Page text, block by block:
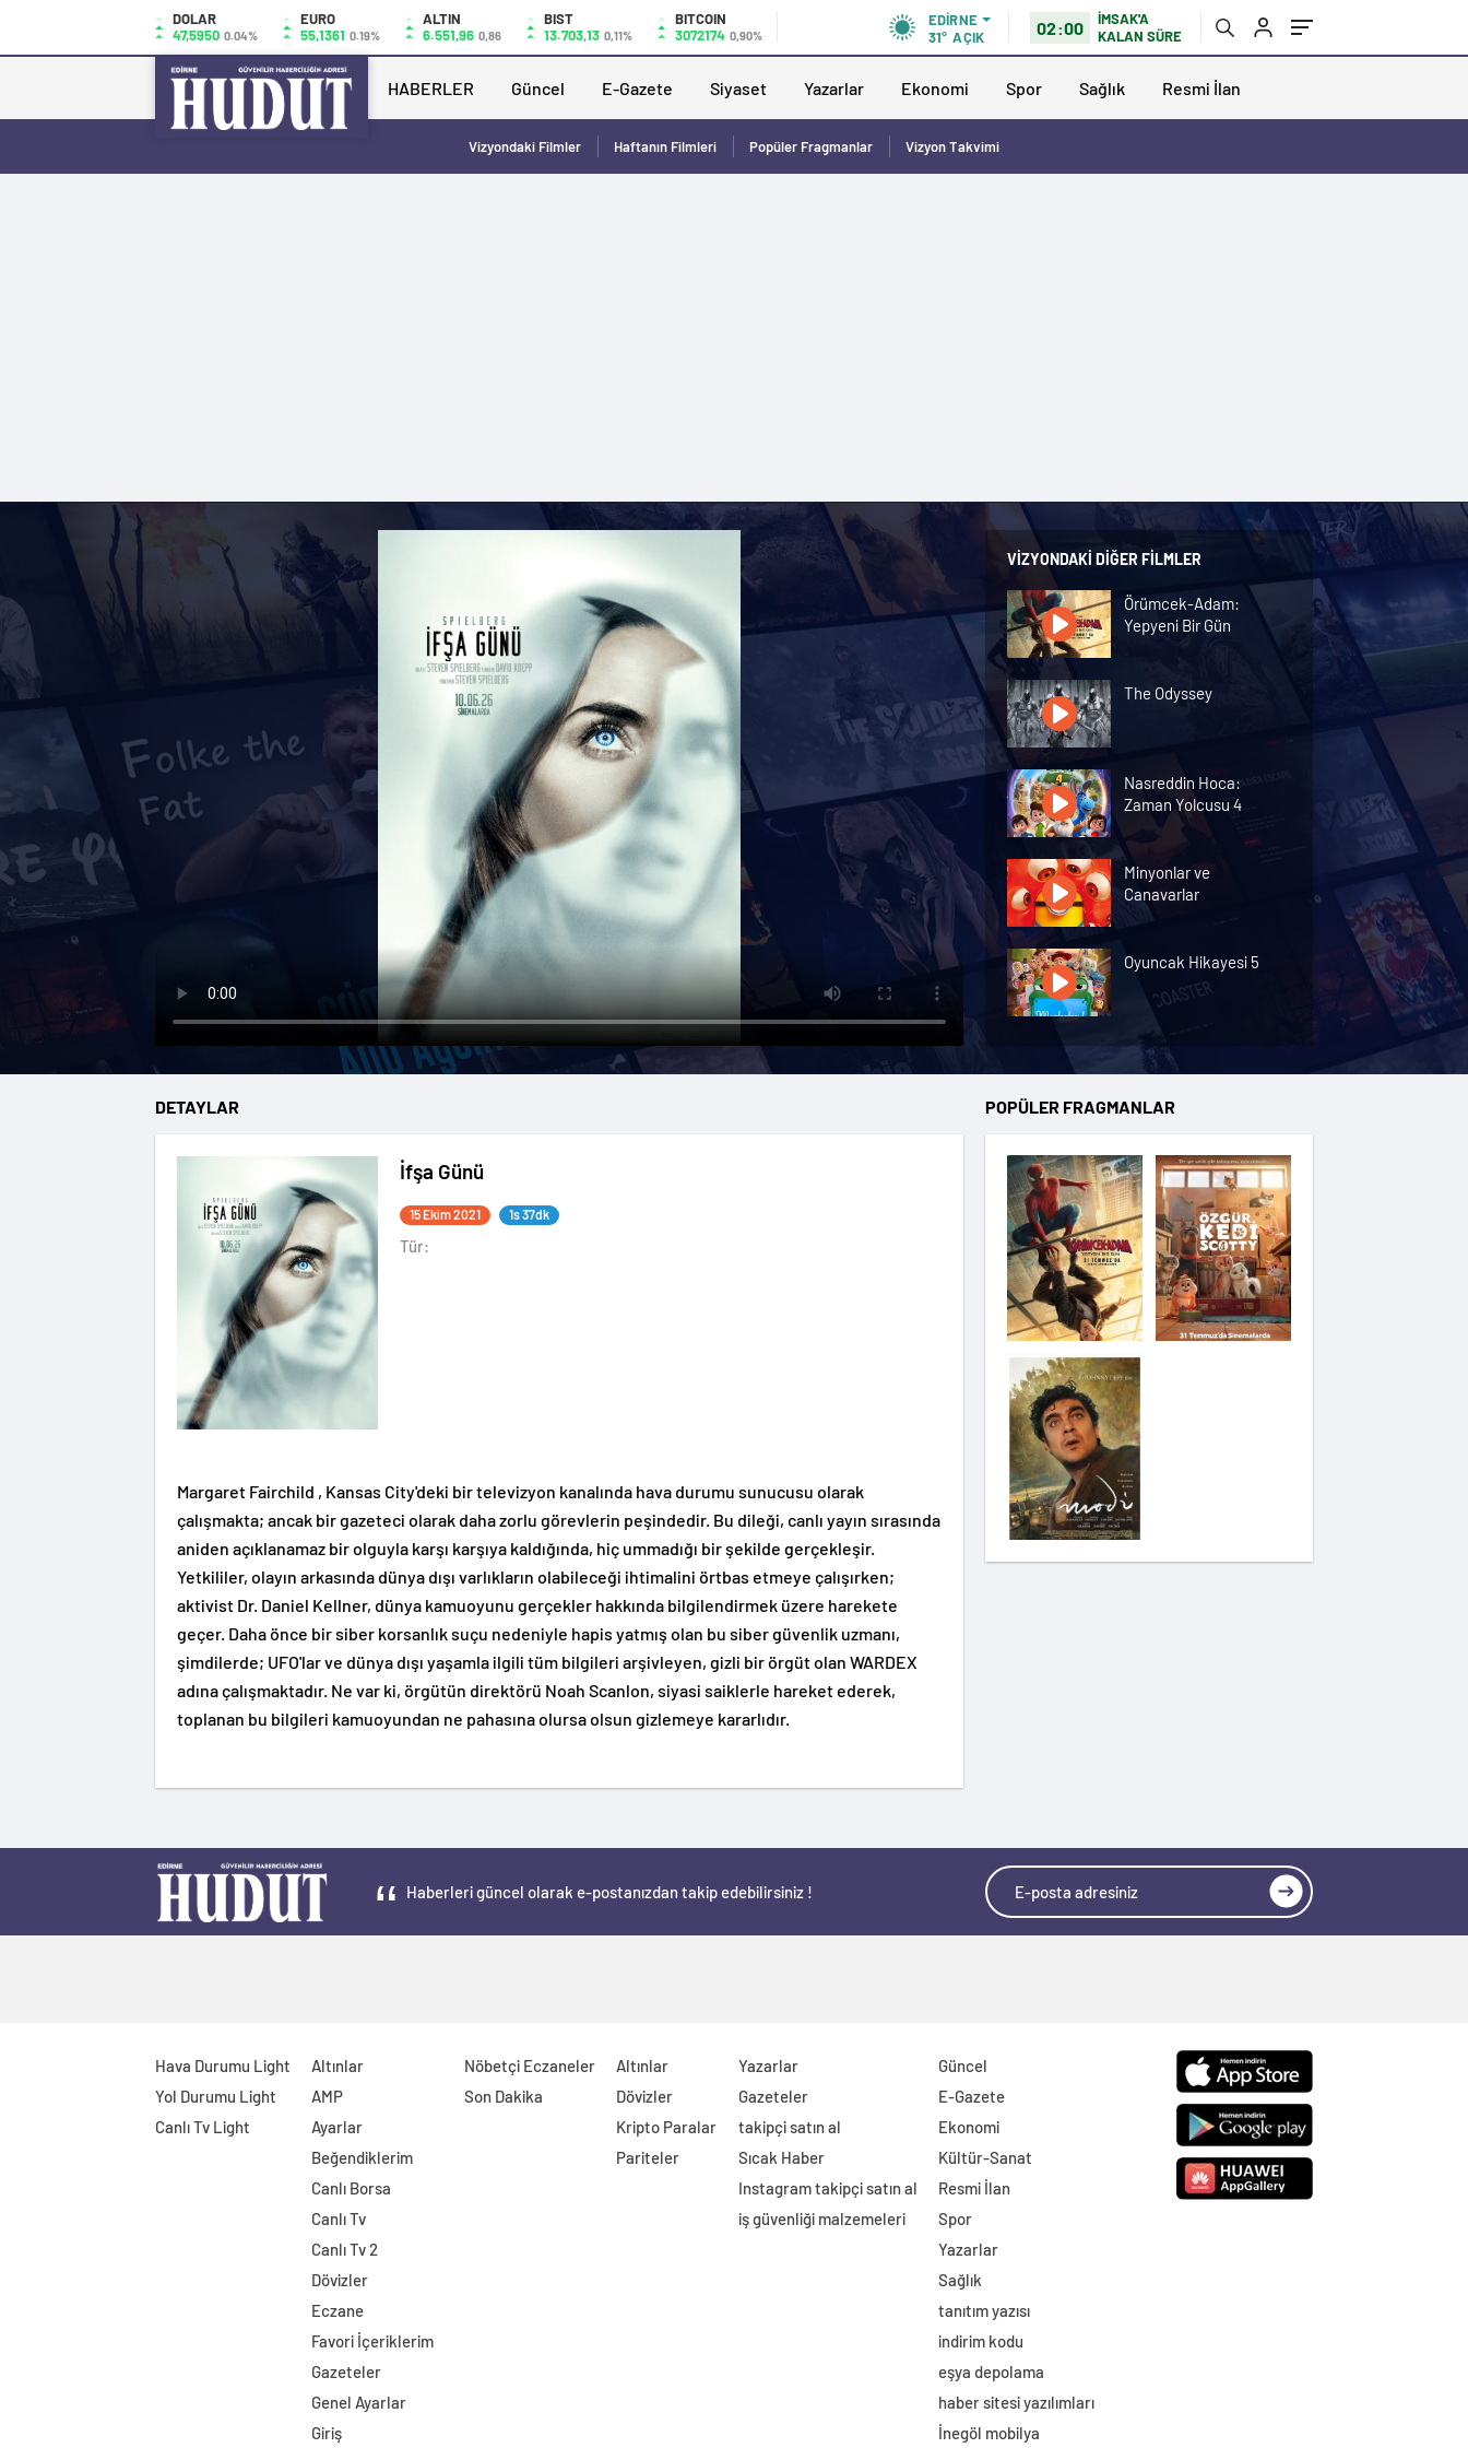
DOLAR
47,5950 0.04%
EURO
55,1361 0.19%
ALTIN
6.551,96 0,86
BIST
13.703,13 0,11%
BITCOIN
3072174 0,90%
EDIRNE
31° AÇIK 02:00
İMSAK'A
KALAN SÜRE
HABERLER Güncel E-Gazete Siyaset Yazarlar Ekonomi Spor Sağlık Resmi İlan
Vizyondaki Filmler Haftanın Filmleri Popüler Fragmanlar Vizyon Takvimi
VIZYONDAKI DIĞER FILMLER
Örümcek-Adam:
Yepyeni Bir Gün
The Odyssey
Nasreddin Hoca:
Zaman Yolcusu 4
Minyonlar ve
Canavarlar
Oyuncak Hikayesi 5
Özgür Kedi Scotty
Hannas 3
Saplantı
Modi: Deliliğin
Kanadında Üç Gün
Pinokyo: Kanlı Masal
DETAYLAR
İfşa Günü
15 Ekim 2021 1s 37dk
Tür:
Margaret Fairchild , Kansas City'deki bir televizyon kanalında hava durumu sunucusu olarak
çalışmakta; ancak bir gazeteci olarak daha zorlu görevlerin peşindedir. Bu dileği, canlı yayın sırasında
aniden açıklanamaz bir olguyla karşı karşıya kaldığında, hiç ummadığı bir şekilde gerçekleşir.
Yetkililer, olayın arkasında dünya dışı varlıkların olabileceği ihtimalini örtbas etmeye çalışırken;
aktivist Dr. Daniel Kellner, dünya kamuoyunu gerçekler hakkında bilgilendirmek üzere harekete
geçer. Daha önce bir siber korsanlık suçu nedeniyle hapis yatmış olan bu siber güvenlik uzmanı,
şimdilerde; UFO'lar ve dünya dışı yaşamla ilgili tüm bilgileri arşivleyen, gizli bir örgüt olan WARDEX
adına çalışmaktadır. Ne var ki, örgütün direktörü Noah Scanlon, siyasi saiklerle hareket ederek,
toplanan bu bilgileri kamuoyundan ne pahasına olursa olsun gizlemeye kararlıdır.
POPÜLER FRAGMANLAR
Haberleri güncel olarak e-postanızdan takip edebilirsiniz !
Hava Durumu Light
Yol Durumu Light
Canlı Tv Light
Altınlar
AMP
Ayarlar
Beğendiklerim
Canlı Borsa
Canlı Tv
Canlı Tv 2
Dövizler
Eczane
Favori İçeriklerim
Gazeteler
Genel Ayarlar
Giriş
Nöbetçi Eczaneler
Son Dakika
Altınlar
Dövizler
Kripto Paralar
Pariteler
Yazarlar
Gazeteler
takipçi satın al
Sıcak Haber
Instagram takipçi satın al
iş güvenliği malzemeleri
Güncel
E-Gazete
Ekonomi
Kültür-Sanat
Resmi İlan
Spor
Yazarlar
Sağlık
tanıtım yazısı
indirim kodu
eşya depolama
haber sitesi yazılımları
İnegöl mobilya